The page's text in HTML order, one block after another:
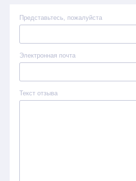
Представьтесь, пожалуйста
Электронная почта
Текст отзыва